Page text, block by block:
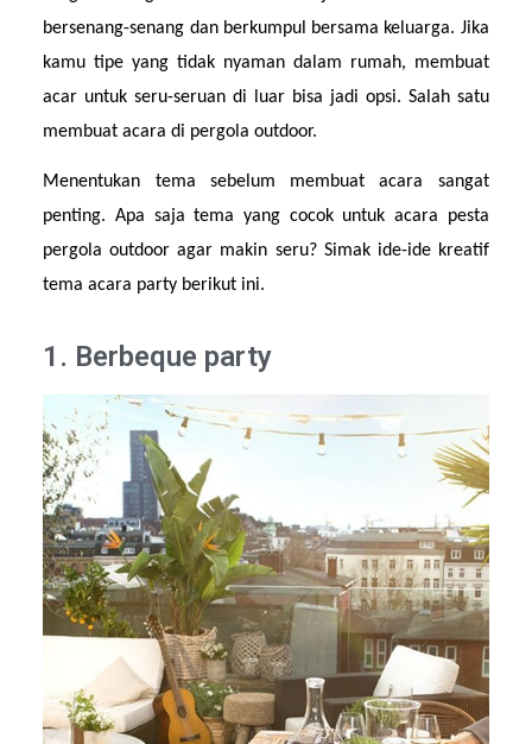
bersenang-senang dan berkumpul bersama keluarga. Jika
kamu tipe yang tidak nyaman dalam rumah, membuat
acar untuk seru-seruan di luar bisa jadi opsi. Salah satu
membuat acara di pergola outdoor.
Menentukan tema sebelum membuat acara sangat
penting. Apa saja tema yang cocok untuk acara pesta
pergola outdoor agar makin seru? Simak ide-ide kreatif
tema acara party berikut ini.
1. Berbeque party